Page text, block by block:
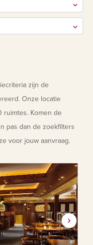
zijn de
Onze locatie
ruimtes. Komen de
pas dan de zoekfilters
voor jouw aanvraag.